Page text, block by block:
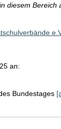
diesem Bereich
an:
Bundestages